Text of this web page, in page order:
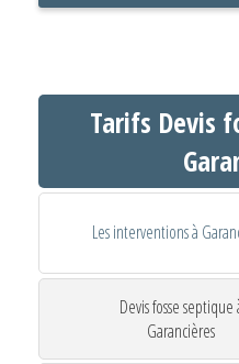
Tarifs Devis
Les interventions à
Devis fosse septique
Garancières